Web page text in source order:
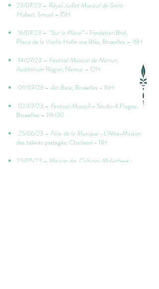
23/07/23 – Royal Juillet Musical de Saint-
Hubert, Smuid – 15H
16/07/23 – “Sur la Place”- Fondation Brel,
Place de la Vieille Halle aux Blés, Bruxelles – 16H
14/07/23 – Festival Musical de Namur,
Auditorium Rogier, Namur – 12H
09/07/23 – Art Base, Bruxelles - 16H
02/07/23 – Festival Musiq3– Studio 4 Flagey,
Bruxelles – 19H30
25/06/23 – Fête de la Musique- L’Alba-Maison
des talents partagés, Charleroi - 11H
23/05/23 – Maison des Cultures Molenbeek-